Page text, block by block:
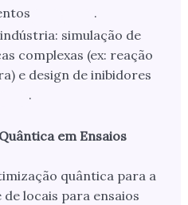
.
simulação de
complexas (ex: reação
e design de inibidores
.
em Ensaios
quântica para a
locais para ensaios